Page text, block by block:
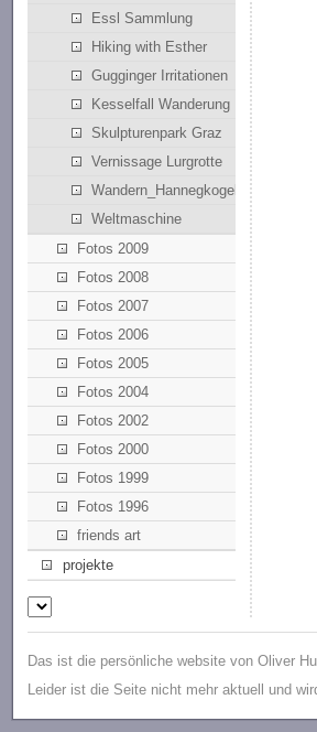
Essl Sammlung
Hiking with Esther
Gugginger Irritationen
Kesselfall Wanderung
Skulpturenpark Graz
Vernissage Lurgrotte
Wandern_Hannegkogel
Weltmaschine
Fotos 2009
Fotos 2008
Fotos 2007
Fotos 2006
Fotos 2005
Fotos 2004
Fotos 2002
Fotos 2000
Fotos 1999
Fotos 1996
friends art
projekte
Das ist die persönliche website von Oliver
Leider ist die Seite nicht mehr aktuell und